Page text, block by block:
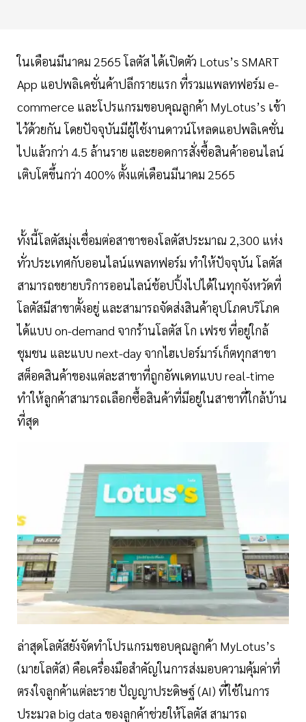
ในเดือนมีนาคม 2565 โลตัส ได้เปิดตัว Lotus’s SMART
App แอปพลิเคชั่นค้าปลีกรายแรก ที่รวมแพลทฟอร์ม e-
commerce และโปรแกรมขอบคุณลูกค้า MyLotus’s เข้า
ไว้ด้วยกัน โดยปัจจุบันมีผู้ใช้งานดาวน์โหลดแอปพลิเคชั่น
ไปแล้วกว่า 4.5 ล้านราย และยอดการสั่งซื้อสินค้าออนไลน์
เติบโตขึ้นกว่า 400% ตั้งแต่เดือนมีนาคม 2565
ทั้งนี้โลตัสมุ่งเชื่อมต่อสาขาของโลตัสประมาณ 2,300 แห่ง
ทั่วประเทศกับออนไลน์แพลทฟอร์ม ทำให้ปัจจุบัน โลตัส
สามารถขยายบริการออนไลน์ช้อปปิ้งไปได้ในทุกจังหวัดที่
โลตัสมีสาขาตั้งอยู่ และสามารถจัดส่งสินค้าอุปโภคบริโภค
ได้แบบ on-demand จากร้านโลตัส โก เฟรช ที่อยู่ใกล้
ชุมชน และแบบ next-day จากไฮเปอร์มาร์เก็ตทุกสาขา
สต็อคสินค้าของแต่ละสาขาที่ถูกอัพเดทแบบ real-time
ทำให้ลูกค้าสามารถเลือกซื้อสินค้าที่มีอยู่ในสาขาที่ใกล้บ้าน
ที่สุด
ล่าสุดโลตัสยังจัดทำโปรแกรมขอบคุณลูกค้า MyLotus’s
(มายโลตัส) คือเครื่องมือสำคัญในการส่งมอบความคุ้มค่าที่
ตรงใจลูกค้าแต่ละราย ปัญญาประดิษฐ์ (AI) ที่ใช้ในการ
ประมวล big data ของลูกค้าช่วยให้โลตัส สามารถ